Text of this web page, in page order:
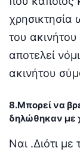
του ακινήτου
αποτελεί
ακινήτου
8.Μπορεί να
δηλώθηκαν με
Ναι .Διότι